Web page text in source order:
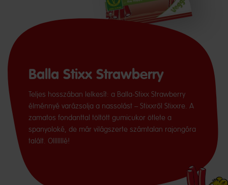
Balla Stixx Strawberry
Teljes hosszában lelkesít: a Balla-Stixx Strawberry
élménnyé varázsolja a nassolást – Stixxről Stixxre. A
zamatos fondanttal töltött gumicukor ötlete a
spanyoloké, de már világszerte számtalan rajongóra
talált. Olllllllé!